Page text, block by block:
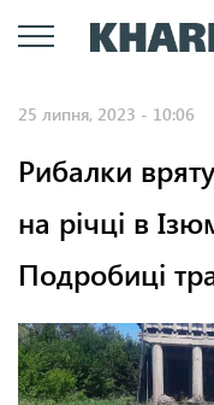
25 липня, 2023 - 10:06
Рибалки
на річці в
Подробиці